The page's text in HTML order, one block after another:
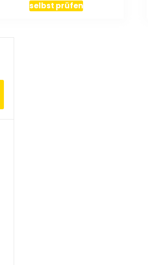
selbst prüfen